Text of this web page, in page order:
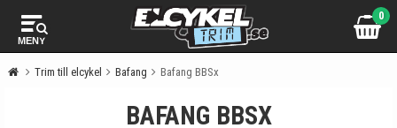
MENY
0
Trim till elcykel Bafang Bafang BBSx
BAFANG BBSX